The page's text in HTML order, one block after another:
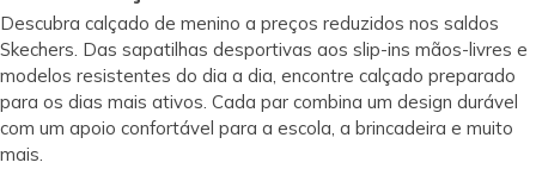
Descubra calçado de menino a preços reduzidos nos saldos
Skechers. Das sapatilhas desportivas aos slip-ins mãos-livres e
modelos resistentes do dia a dia, encontre calçado preparado
para os dias mais ativos. Cada par combina um design durável
com um apoio confortável para a escola, a brincadeira e muito
mais.